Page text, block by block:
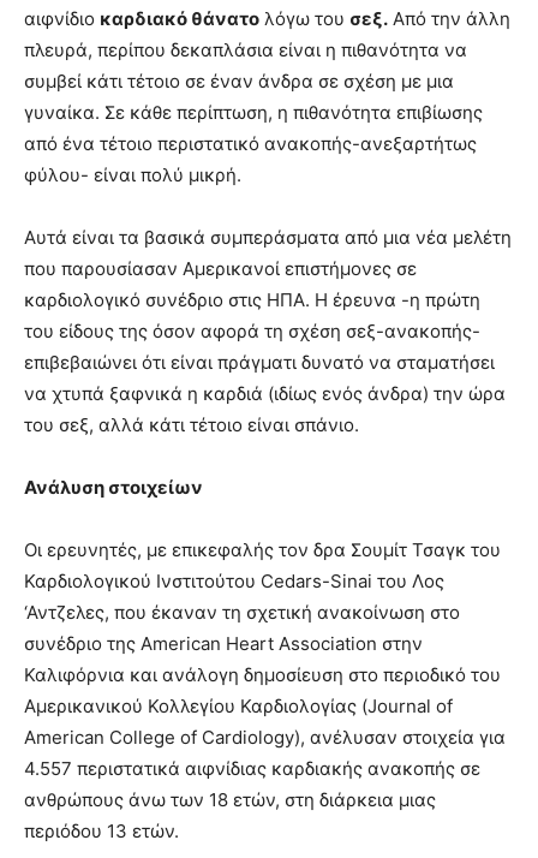
αιφνίδιο καρδιακό θάνατο λόγω του σεξ. Από την άλλη
πλευρά, περίπου δεκαπλάσια είναι η πιθανότητα να
συμβεί κάτι τέτοιο σε έναν άνδρα σε σχέση με μια
γυναίκα. Σε κάθε περίπτωση, η πιθανότητα επιβίωσης
από ένα τέτοιο περιστατικό ανακοπής-ανεξαρτήτως
φύλου- είναι πολύ μικρή.
Αυτά είναι τα βασικά συμπεράσματα από μια νέα μελέτη
που παρουσίασαν Αμερικανοί επιστήμονες σε
καρδιολογικό συνέδριο στις ΗΠΑ. Η έρευνα -η πρώτη
του είδους της όσον αφορά τη σχέση σεξ-ανακοπής-
επιβεβαιώνει ότι είναι πράγματι δυνατό να σταματήσει
να χτυπά ξαφνικά η καρδιά (ιδίως ενός άνδρα) την ώρα
του σεξ, αλλά κάτι τέτοιο είναι σπάνιο.
Ανάλυση στοιχείων
Οι ερευνητές, με επικεφαλής τον δρα Σουμίτ Τσαγκ του
Καρδιολογικού Ινστιτούτου Cedars-Sinai του Λος
‘Αντζελες, που έκαναν τη σχετική ανακοίνωση στο
συνέδριο της American Heart Association στην
Καλιφόρνια και ανάλογη δημοσίευση στο περιοδικό του
Αμερικανικού Κολλεγίου Καρδιολογίας (Journal of
American College of Cardiology), ανέλυσαν στοιχεία για
4.557 περιστατικά αιφνίδιας καρδιακής ανακοπής σε
ανθρώπους άνω των 18 ετών, στη διάρκεια μιας
περιόδου 13 ετών.